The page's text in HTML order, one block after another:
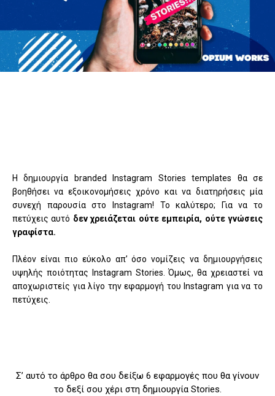
Η δημιουργία branded Instagram Stories templates θα σε
βοηθήσει να εξοικονομήσεις χρόνο και να διατηρήσεις μία
συνεχή παρουσία στο Instagram! Το καλύτερο; Για να το
πετύχεις αυτό δεν χρειάζεται ούτε εμπειρία, ούτε γνώσεις
γραφίστα.
Πλέον είναι πιο εύκολο απ’ όσο νομίζεις να δημιουργήσεις
υψηλής ποιότητας Instagram Stories. Όμως, θα χρειαστεί να
αποχωριστείς για λίγο την εφαρμογή του Instagram για να το
πετύχεις.
Σ’ αυτό το άρθρο θα σου δείξω 6 εφαρμογές που θα γίνουν
το δεξί σου χέρι στη δημιουργία Stories.